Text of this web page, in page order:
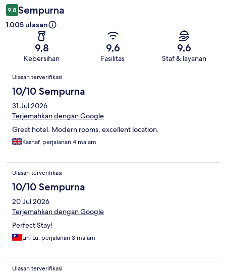
9,8 Sempurna
1.005 ulasan
9,8
Kebersihan
9,6
Fasilitas
9,6
Staf & layanan
Ulasan
Ulasan terverifikasi
10/10 Sempurna
31 Jul 2026
Terjemahkan dengan Google
Great hotel. Modern rooms, excellent location.
Kashaf, perjalanan 4 malam
Ulasan terverifikasi
10/10 Sempurna
20 Jul 2026
Terjemahkan dengan Google
Perfect Stay!
Lin-Lu, perjalanan 3 malam
Ulasan terverifikasi